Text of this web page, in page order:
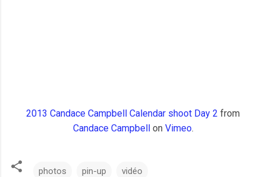
2013 Candace Campbell Calendar shoot Day 2 from
Candace Campbellon Vimeo.
photos pin-up vidéo